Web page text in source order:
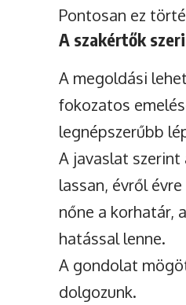
Pontosan ez
A szakértők
A megoldási
fokozatos
legnépszerűbb
A javaslat szerint
lassan, évről
nőne a korhatár,
hatással lenne.
A gondolat
dolgozunk.